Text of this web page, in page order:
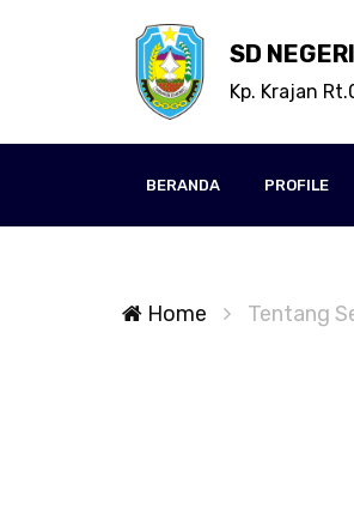
SD
Kp. Krajan
BERANDA PROFILE
Home Tentang